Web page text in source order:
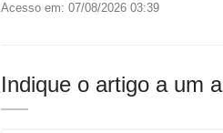
Acesso em: 07/08/2026 03:39
Indique o artigo a um